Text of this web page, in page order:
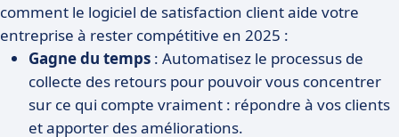
comment le logiciel de satisfaction client aide votre
entreprise à rester compétitive en 2025 :
Gagne du temps : Automatisez le processus de
collecte des retours pour pouvoir vous concentrer
sur ce qui compte vraiment : répondre à vos clients
et apporter des améliorations.